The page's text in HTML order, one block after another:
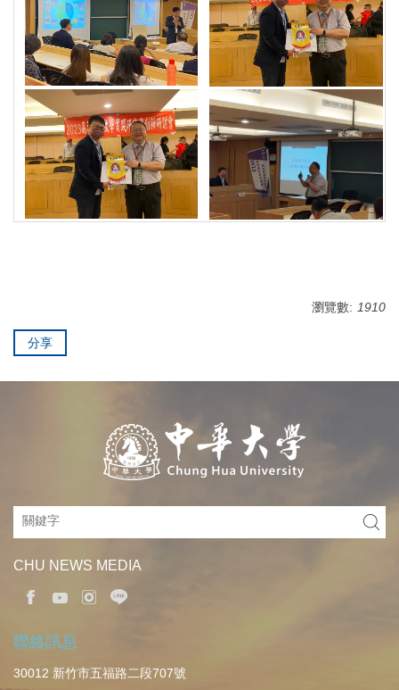
瀏覽數: 1910
分享
CHU NEWS MEDIA
聯絡訊息
30012 新竹市五福路二段707號